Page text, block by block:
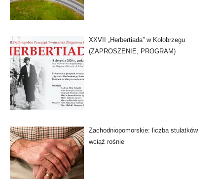
XXVII „Herbertiada” w Kołobrzegu
(ZAPROSZENIE, PROGRAM)
Zachodniopomorskie: liczba stulatków
wciąż rośnie